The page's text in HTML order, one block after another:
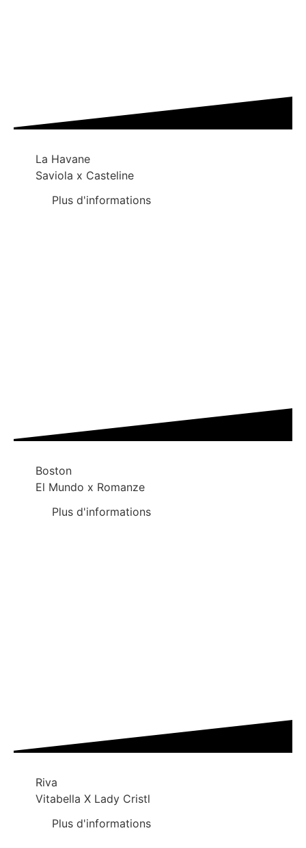
La Havane
Saviola x Casteline
Plus d'informations
Boston
El Mundo x Romanze
Plus d'informations
Riva
Vitabella X Lady Cristl
Plus d'informations